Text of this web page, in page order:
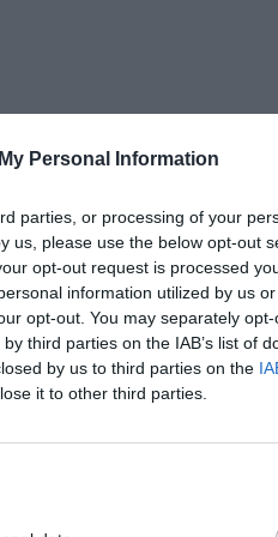
Personal Information
parties, or processing of your
us, please use the below opt-out
opt-out request is processed
information utilized by us
opt-out. You may separately
third parties on the IAB’s list of
by us to third parties on the
it to other third parties.
KIEDY POLSKA
UCHODŹCÓW
2015 09:51
dowiedział się, kiedy przybędą
Najbardziej
Cudzoziemców nie oznacza to,